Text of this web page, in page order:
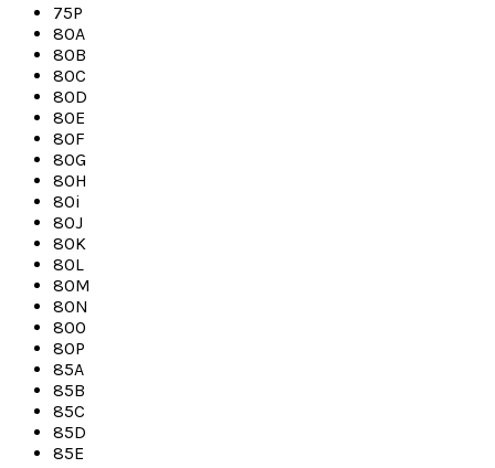
75P
80A
80B
80C
80D
80E
80F
80G
80H
80i
80J
80K
80L
80M
80N
80O
80P
85A
85B
85C
85D
85E